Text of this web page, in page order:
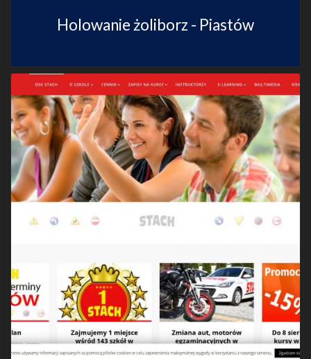
Holowanie żoliborz - Piastów